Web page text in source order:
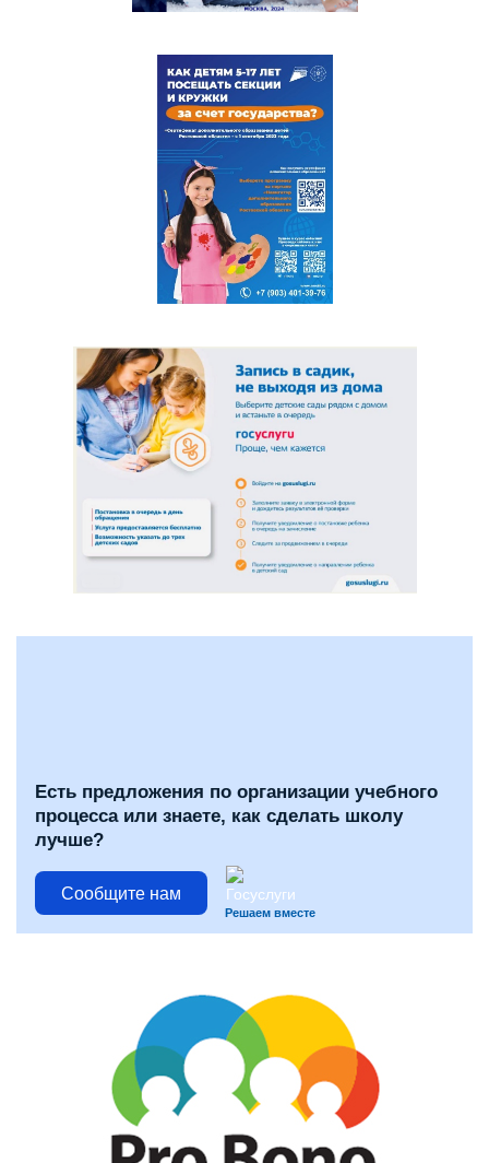
Есть предложения по организации учебного
процесса или знаете, как сделать школу
лучше?
Сообщите нам
Решаем вместе